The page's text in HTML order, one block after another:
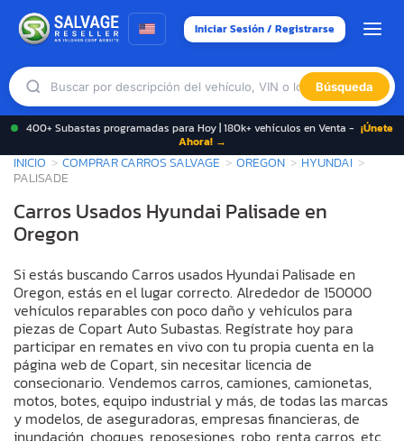
Iniciar Sesión / Registrarse
Búsqueda
400+ Subastas programadas para Hoy | 180k+ vehículos en Venta - ¡Únete
Ahora! →
INICIO COMPRAR CARROS SALVAGE OREGON
HYUNDAI
PALISADE
Carros Usados Hyundai Palisade en
Oregon
Si estás buscando Carros usados Hyundai Palisade en
Oregon, estás en el lugar correcto. Alrededor de 150000
vehículos reparables con poco daño y vehículos para
piezas de Copart Auto Subastas. Regístrate hoy para
participar en remates en vivo con tu propia cuenta en la
página web de Copart, sin necesitar licencia de
consecionario. Vendemos carros, camiones, camionetas,
motos, botes, equipo industrial y más, de todas las marcas
y modelos, de aseguradoras, empresas financieras, de
inundación, choques, reposesiones, robo, renta carros, etc.